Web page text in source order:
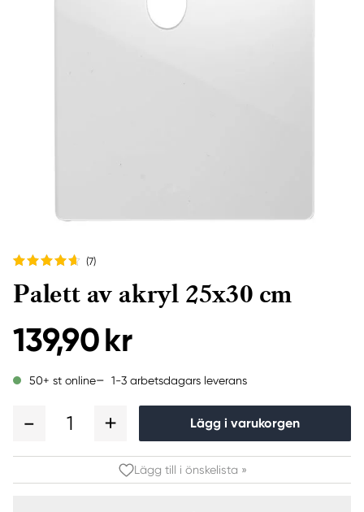
(7)
Palett av akryl 25x30 cm
139,90 kr
50+ st online 1-3 arbetsdagars leverans
1 Lägg i varukorgen
Lägg till i önskelista »